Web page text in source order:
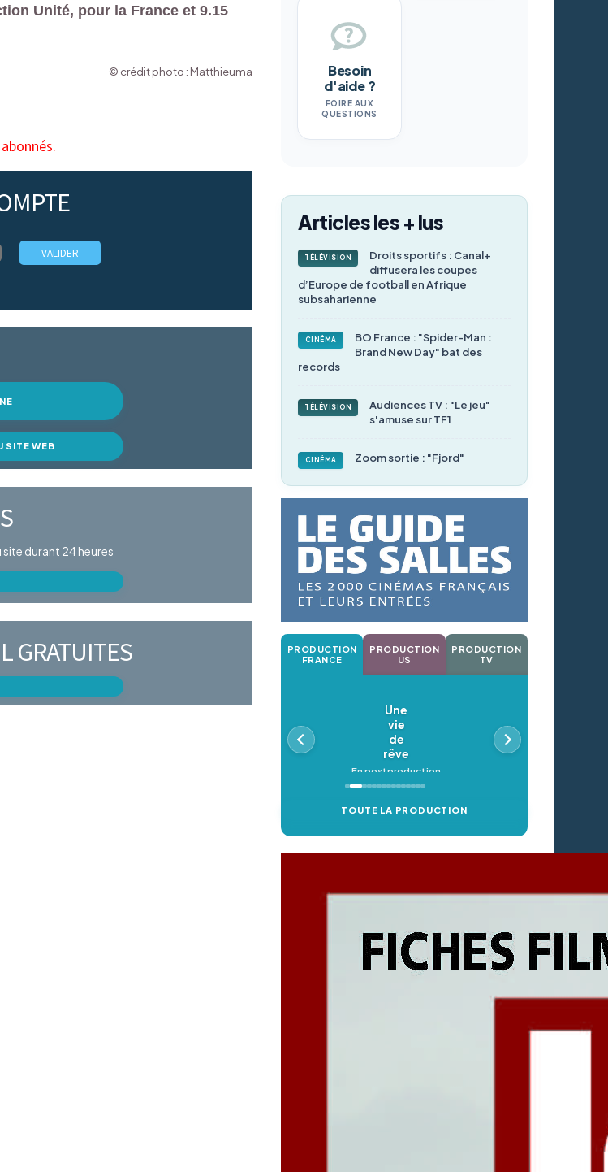
Unité, pour la France et 9.15
© crédit photo : Matthieuma
SITE WEB
durant 24 heures
GRATUITES
Besoin
d'aide ?
FOIRE AUX
QUESTIONS
Articles les + lus
TÉLÉVISION
Droits sportifs : Canal+
diffusera les coupes
d’Europe de football en Afrique
subsaharienne
CINÉMA
BO France : "Spider-Man :
Brand New Day" bat des
records
TÉLÉVISION
Audiences TV : "Le jeu"
s'amuse sur TF1
CINÉMA Zoom sortie : "Fjord"
PRODUCTION
FRANCE
PRODUCTION
US
PRODUCTION
TV
Une
vie
de
rêve
En postproduction
TOUTE LA PRODUCTION